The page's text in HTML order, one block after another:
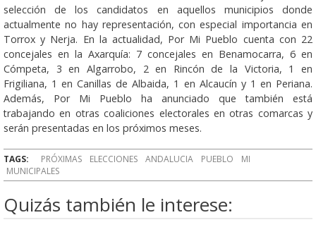
selección de los candidatos en aquellos municipios donde
actualmente no hay representación, con especial importancia en
Torrox y Nerja. En la actualidad, Por Mi Pueblo cuenta con 22
concejales en la Axarquía: 7 concejales en Benamocarra, 6 en
Cómpeta, 3 en Algarrobo, 2 en Rincón de la Victoria, 1 en
Frigiliana, 1 en Canillas de Albaida, 1 en Alcaucín y 1 en Periana.
Además, Por Mi Pueblo ha anunciado que también está
trabajando en otras coaliciones electorales en otras comarcas y
serán presentadas en los próximos meses.
TAGS: PRÓXIMAS ELECCIONES ANDALUCIA PUEBLO
MI
MUNICIPALES
Quizás también le interese: